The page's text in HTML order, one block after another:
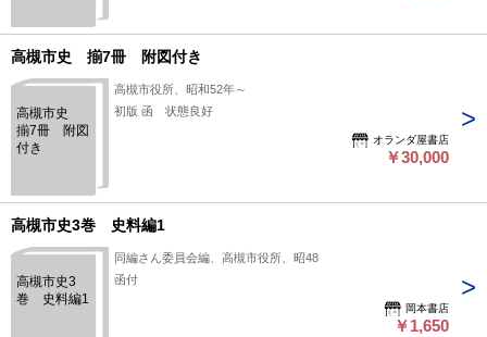
高槻市史 揃7冊 附図付き
高槻市史
揃7冊 附図
付き
高槻市役所、昭和52年～
初版 函 状態良好
オランダ屋書店
￥30,000
高槻市史3巻 史料編1
高槻市史3
巻 史料編1
同編さん委員会編、高槻市役所、昭48
函付
岡本書店
￥1,650